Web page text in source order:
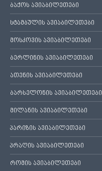
ბაქოს ავიაბილეთები
სტამბულის ავიაბილეთები
მოსკოვის ავიაბილეთები
ბერლინის ავიაბილეთები
ათენის ავიაბილეთები
ბარსელონის ავიაბილეთები
მილანის ავიაბილეთები
პარიზის ავიაბილეთები
პრაღის ავიაბილეთები
რომის ავიაბილეთები